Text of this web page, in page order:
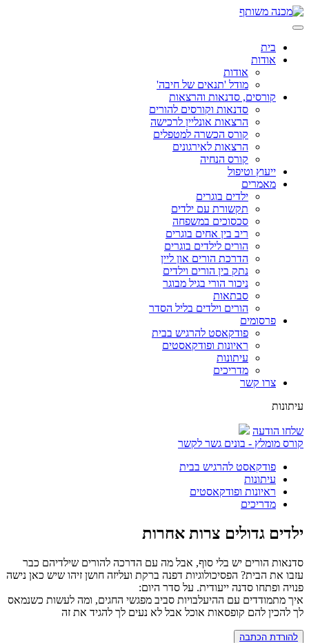
בית
אודות
אודות
מודל 'תנאים של חיבה'
קורסים, סדנאות והרצאות
סדנאות וקורסים להורים
הרצאות אונליין לרכישה
קורס הכשרה למטפלים
הרצאות לאירגונים
קורס הנחיה
ייעוץ וטיפול
מאמרים
ילדים בוגרים
תקשורת עם ילדים
סכסוכים במשפחה
ריב בין אחים בוגרים
הורים לילדים בוגרים
הדרכת הורים און ליין
נתק בין הורים וילדים
ניכור הורי בגיל מבוגר
סבתאות
הורים וילדים בליל הסדר
פרסומים
פודקאסט להרגיש בבית
ראיונות ופודקאסטים
עיתונות
מדריכים
צרו קשר
עיתונות
שלחו הודעה
קורס מומלץ - בונים גשר לקשר
פודקאסט להרגיש בבית
עיתונות
ראיונות ופודקאסטים
מדריכים
ילדים גדולים צרות אחרות
סדנאות הורים יש בלי סוף, אבל מה עם הדרכה להורים שילדיהם כבר
עזבו את הבית? הפסיכולוגיות דפנה ברקת ועליזה חושן זיהו שיש כאן נישה
פנויה ופתחו סדנה ייעודית. על סדר היום:
איך מתמודדים עם ההיעלבויות סביב מפגשי החגים, ומה לעשות כשנמאס
לך להכין להם קופסאות אוכל אבל לא נעים לך להגיד את זה
להורדת הכתבה